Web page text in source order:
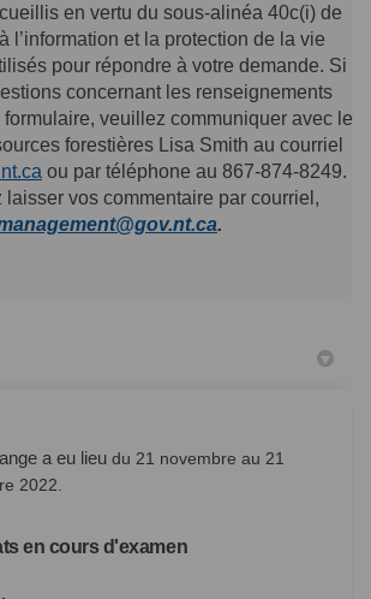
en vertu du sous-alinéa 40c(i) de
l’information et la protection de la vie
pour répondre à votre demande. Si
concernant les renseignements
veuillez communiquer avec le
forestières Lisa Smith au courriel
(Liens externes)
ou par téléphone au 867-874-8249.
laisser vos commentaire par courriel,
.
a eu lieu du 21 novembre au 21
2022.
en cours d'examen